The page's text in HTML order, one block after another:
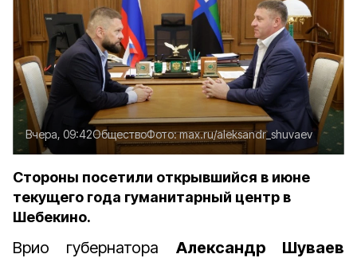
Вчера, 09:42ОбществоФото:max.ru/aleksandr_shuvaev
Стороны посетили открывшийся в июне
текущего года гуманитарный центр в
Шебекино.
Врио губернатора Александр Шуваев